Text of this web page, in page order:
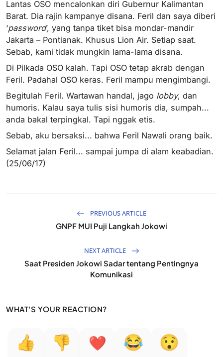
Lantas OSO mencalonkan diri Gubernur Kalimantan
Barat. Dia rajin kampanye disana. Feril dan saya diberi
‘password’, yang tanpa tiket bisa mondar-mandir
Jakarta – Pontianak. Khusus Lion Air. Setiap saat.
Sebab, kami tidak mungkin lama-lama disana.
Di Pilkada OSO kalah. Tapi OSO tetap akrab dengan
Feril. Padahal OSO keras. Feril mampu mengimbangi.
Begitulah Feril. Wartawan handal, jago lobby, dan
humoris. Kalau saya tulis sisi humoris dia, sumpah...
anda bakal terpingkal. Tapi nggak etis.
Sebab, aku bersaksi... bahwa Feril Nawali orang baik.
Selamat jalan Feril... sampai jumpa di alam keabadian.
(25/06/17)
PREVIOUS ARTICLE
GNPF MUI Puji Langkah Jokowi
NEXT ARTICLE
Saat Presiden Jokowi Sadar tentang Pentingnya
Komunikasi
WHAT'S YOUR REACTION?